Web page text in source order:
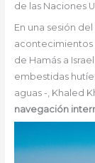
de las Naciones
En una sesión del
acontecimientos
de Hamás a
embestidas
aguas -, Khaled
navegación